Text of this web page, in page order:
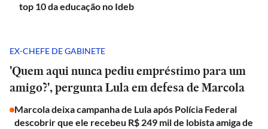
top 10 da educação no Ideb
EX-CHEFE DE GABINETE
'Quem aqui nunca pediu empréstimo para um
amigo?', pergunta Lula em defesa de Marcola
Marcola deixa campanha de Lula após Polícia Federal
descobrir que ele recebeu R$ 249 mil de lobista amiga de